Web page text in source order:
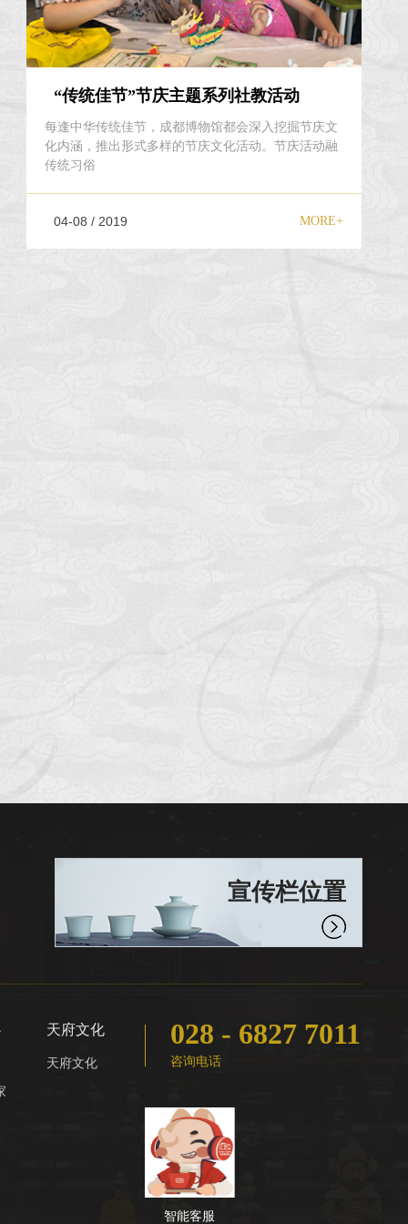
“传统佳节”节庆主题系列社教活动
每逢中华传统佳节，成都博物馆都会深入挖掘节庆文
化内涵，推出形式多样的节庆文化活动。节庆活动融
传统习俗
04-08 / 2019 MORE+
宣传栏位置
天府文化
天府文化
028 - 6827 7011
咨询电话
智能客服